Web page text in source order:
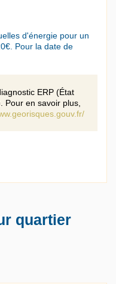
d'énergie pour un
Pour la date de
ERP (État
Pour en savoir plus,
quartier